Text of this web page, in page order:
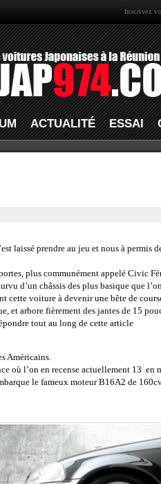
Inscrivez
ACTUALITÉ ESSAI
laissé prendre au jeu et nous à permis
plus communément appelé Civic
d’un châssis des plus basique que
cette voiture à devenir une bête de
et arbore fièrement des jantes de 15
tout au long de cette article
Américains.
où l’on en recense actuellement 13 en
le fameux moteur B16A2 de